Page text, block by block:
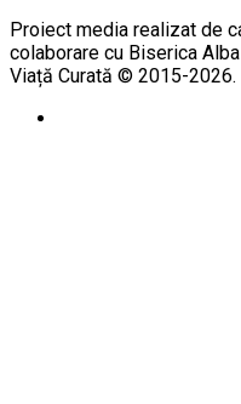
Proiect media realizat de
colaborare cu Biserica
Viață Curată © 2015-2026.